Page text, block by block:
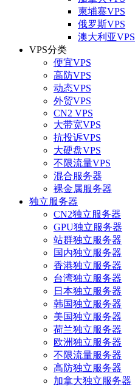
柬埔寨VPS
俄罗斯VPS
澳大利亚VPS
VPS分类
便宜VPS
高防VPS
动态VPS
外贸VPS
CN2 VPS
大带宽VPS
抗投诉VPS
大硬盘VPS
不限流量VPS
混合服务器
裸金属服务器
独立服务器
CN2独立服务器
GPU独立服务器
站群独立服务器
国内独立服务器
香港独立服务器
台湾独立服务器
日本独立服务器
韩国独立服务器
美国独立服务器
荷兰独立服务器
欧洲独立服务器
不限流量服务器
高防独立服务器
加拿大独立服务器